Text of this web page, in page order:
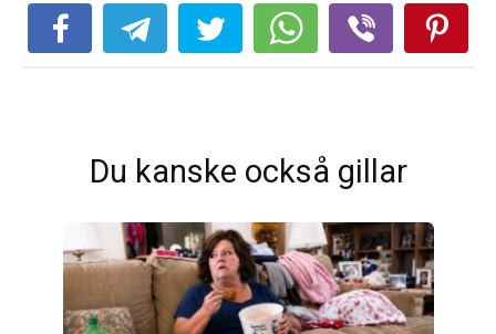
Du kanske också gillar